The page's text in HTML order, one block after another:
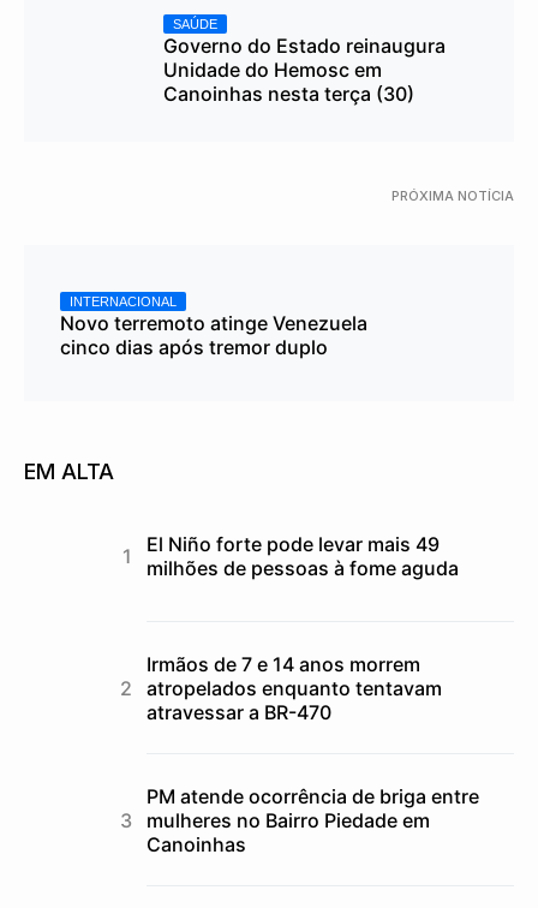
SAÚDE
Governo do Estado reinaugura
Unidade do Hemosc em
Canoinhas nesta terça (30)
PRÓXIMA NOTÍCIA
INTERNACIONAL
Novo terremoto atinge Venezuela
cinco dias após tremor duplo
EM ALTA
El Niño forte pode levar mais 49
milhões de pessoas à fome aguda
Irmãos de 7 e 14 anos morrem
atropelados enquanto tentavam
atravessar a BR-470
PM atende ocorrência de briga entre
mulheres no Bairro Piedade em
Canoinhas